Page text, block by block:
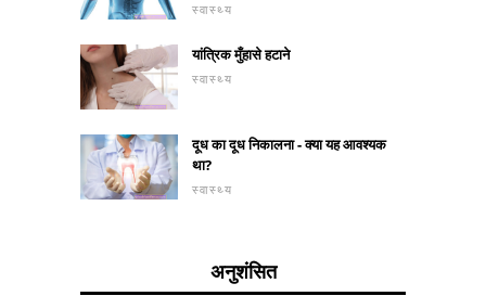
स्वास्थ्य
यांत्रिक मुँहासे हटाने
स्वास्थ्य
दूध का दूध निकालना - क्या यह आवश्यक
था?
स्वास्थ्य
अनुशंसित